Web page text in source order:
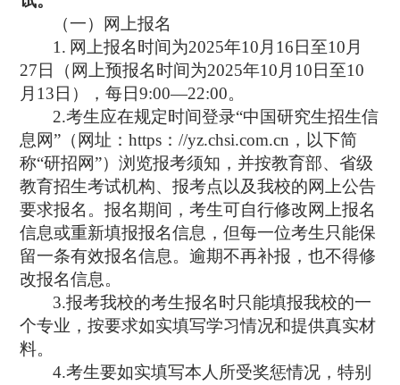
（一）网上报名
1. 网上报名时间为2025年10月 16 日至10月
27 日（网上预报名时间为2025年10月 10 日至10
月 13 日），每日9:00—22:00。
2.考生应在规定时间登录“中国研究生招生信
息网” （网址：https ：//yz.chsi.com.cn ，以下简
称“研招网”）浏览报考须知，并按教育部、省级
教育招生考试机构、报考点以及我校的网上公告
要求报名。报名期间，考生可自行修改网上报名
信息或重新填报报名信息，但每一位考生只能保
留一条有效报名信息。逾期不再补报，也不得修
改报名信息。
3.报考我校的考生报名时只能填报我校的一
个专业，按要求如实填写学习情况和提供真实材
料。
4.考生要如实填写本人所受奖惩情况，特别